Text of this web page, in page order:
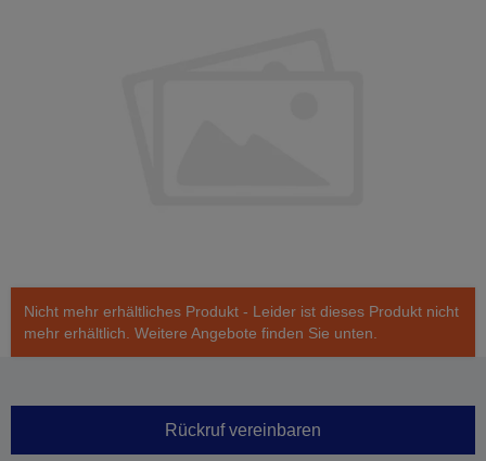
Nicht mehr erhältliches Produkt - Leider ist dieses Produkt nicht
mehr erhältlich. Weitere Angebote finden Sie unten.
Rückruf vereinbaren